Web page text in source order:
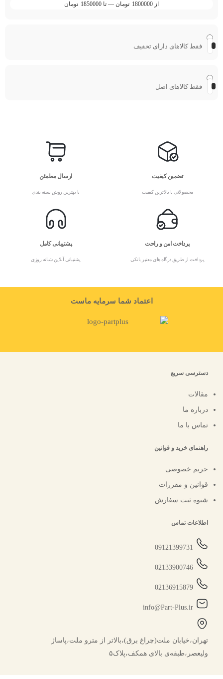
1800000 تومان—
1850000 تومان
فقط کالاهای دارای تخفیف
فقط کالاهای اصل
تضمین کیفیت
محصولاتی با بالاترین کیفیت
ارسال مطمئن
با بهترین روش بسته بندی
پرداخت امن و راحت
پرداخت از طریق درگاه های معتبر بانکی
پشتیبانی کامل
پشتیبانی آنلاین شبانه روزی
اعتماد شما سرمایه ماست
دسترسی سریع
مقالات
درباره ما
تماس با ما
راهنمای خرید و قوانین
حریم خصوصی
قوانین و مقررات
شیوه ثبت سفارش
اطلاعات تماس
09121399731
02133900746
02136915879
info@Part-Plus.ir
تهران،خیابان ملت(چراغ برق)،بالاتر از مترو ملت،پاساژ
ولیعصر،طبقه‌ی بالای همکف،پلاک۵